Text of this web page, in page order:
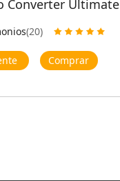
Converter Ultimate
(20)
Comprar